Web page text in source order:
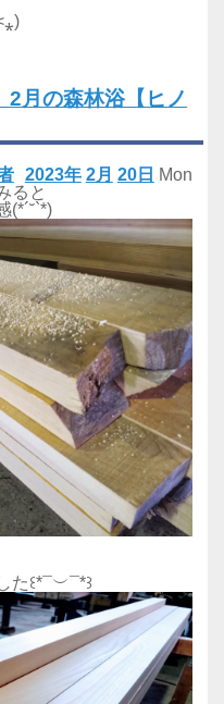
月の森林浴【ヒノ
2023年 2月 20日 Mon
ると
꒰*¯︶¯*꒱